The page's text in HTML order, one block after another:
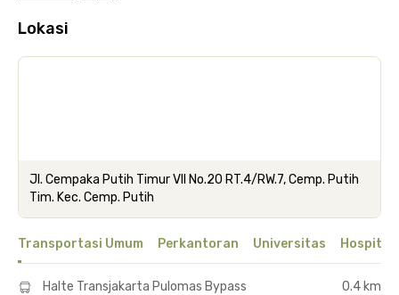
Lokasi
Jl. Cempaka Putih Timur VII No.20 RT.4/RW.7, Cemp. Putih
Tim. Kec. Cemp. Putih
Transportasi Umum Perkantoran Universitas Hospital
Halte Transjakarta Pulomas Bypass
0.4 km